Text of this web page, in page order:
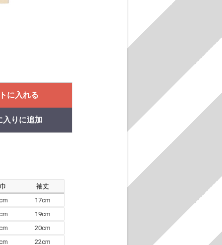
に入れる
入りに追加
袖丈
17cm
19cm
20cm
22cm